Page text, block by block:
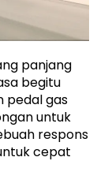
panjang
begitu
pedal gas
untuk
respons
cepat